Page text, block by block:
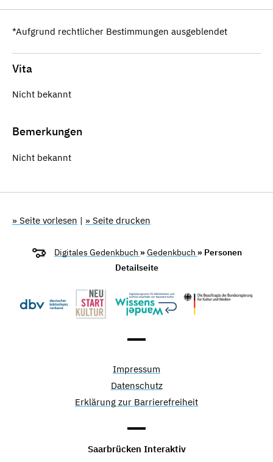
*Aufgrund rechtlicher Bestimmungen ausgeblendet
Vita
Nicht bekannt
Bemerkungen
Nicht bekannt
» Seite vorlesen | » Seite drucken
Digitales Gedenkbuch »Gedenkbuch » Personen
Detailseite
Impressum
Datenschutz
Erklärung zur Barrierefreiheit
Saarbrücken Interaktiv